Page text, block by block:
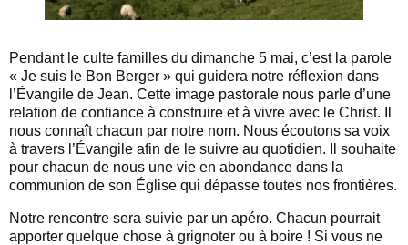
Pendant le culte familles du dimanche 5 mai, c’est la parole
« Je suis le Bon Berger » qui guidera notre réflexion dans
l’Évangile de Jean. Cette image pastorale nous parle d’une
relation de confiance à construire et à vivre avec le Christ. Il
nous connaît chacun par notre nom. Nous écoutons sa voix
à travers l’Évangile afin de le suivre au quotidien. Il souhaite
pour chacun de nous une vie en abondance dans la
communion de son Église qui dépasse toutes nos frontières.
Notre rencontre sera suivie par un apéro. Chacun pourrait
apporter quelque chose à grignoter ou à boire ! Si vous ne